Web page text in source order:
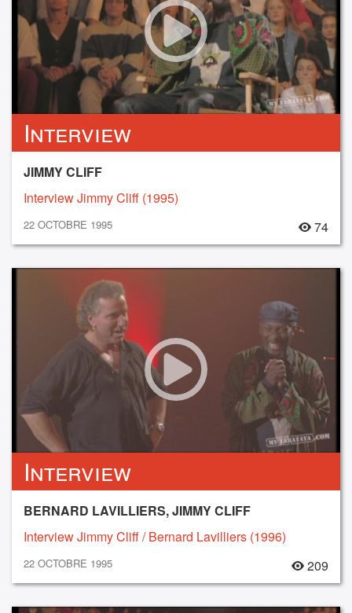
Interview
JIMMY CLIFF
Interview Jimmy Cliff (1995)
22 OCTOBRE 1995 74
Interview
BERNARD LAVILLIERS, JIMMY CLIFF
Interview Jimmy Cliff / Bernard Lavilliers (1996)
22 OCTOBRE 1995 209